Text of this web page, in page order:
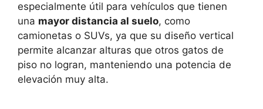
especialmente útil para vehículos que tienen
una mayor distancia al suelo, como
camionetas o SUVs, ya que su diseño vertical
permite alcanzar alturas que otros gatos de
piso no logran, manteniendo una potencia de
elevación muy alta.